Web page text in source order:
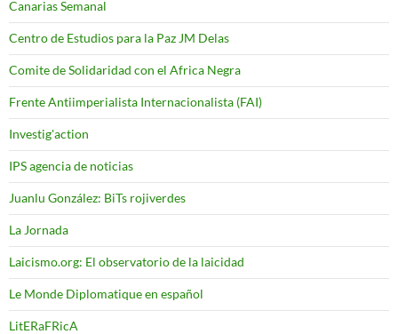
Canarias Semanal
Centro de Estudios para la Paz JM Delas
Comite de Solidaridad con el Africa Negra
Frente Antiimperialista Internacionalista (FAI)
Investig'action
IPS agencia de noticias
Juanlu González: BiTs rojiverdes
La Jornada
Laicismo.org: El observatorio de la laicidad
Le Monde Diplomatique en español
LitERaFRicA